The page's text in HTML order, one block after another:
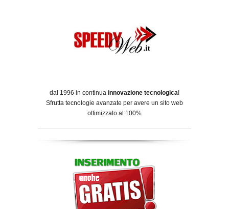
dal 1996 in continua innovazione tecnologica!
Sfrutta tecnologie avanzate per avere un sito web
ottimizzato al 100%